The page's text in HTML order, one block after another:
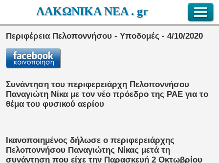
ΛΑΚΩΝΙΚΑ ΝΕΑ . gr
Περιφέρεια Πελοποννήσου - Υποδομές - 4/10/2020
Συνάντηση του περιφερειάρχη Πελοποννήσου
Παναγιώτη Νίκα με τον νέο πρόεδρο της ΡΑΕ για το
θέμα του φυσικού αερίου
Ικανοποιημένος δήλωσε ο περιφερειάρχης
Πελοποννήσου Παναγιώτης Νίκας μετά τη
συνάντηση που είχε την Παρασκευή 2 Οκτωβρίου